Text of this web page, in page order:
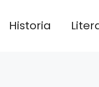
Historia